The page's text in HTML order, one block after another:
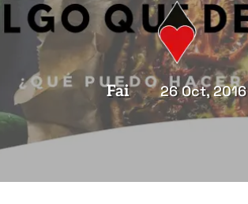
Fai 26 Oct, 2016